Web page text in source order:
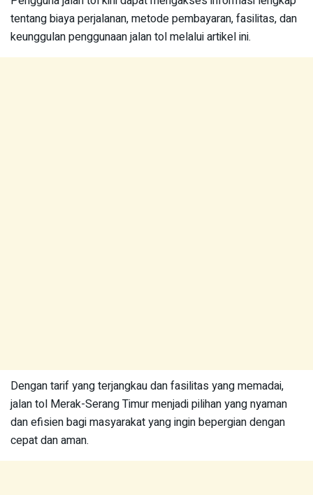
tentang biaya perjalanan, metode pembayaran, fasilitas, dan
keunggulan penggunaan jalan tol melalui artikel ini.
Dengan tarif yang terjangkau dan fasilitas yang memadai,
jalan tol Merak-Serang Timur menjadi pilihan yang nyaman
dan efisien bagi masyarakat yang ingin bepergian dengan
cepat dan aman.